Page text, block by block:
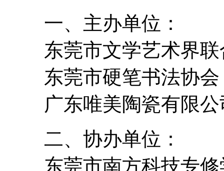
一、主办单位：
东莞市文学艺术界联
东莞市硬笔书法协会
广东唯美陶瓷有限公
二、协办单位：
东莞市南方科技专修